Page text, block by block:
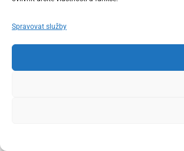
Spravovat služby